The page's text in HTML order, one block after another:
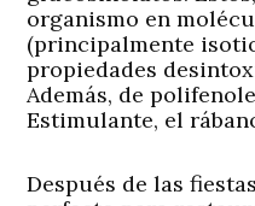
organismo en
(principalmente
propiedades
Además, de
Estimulante, el
Después de las